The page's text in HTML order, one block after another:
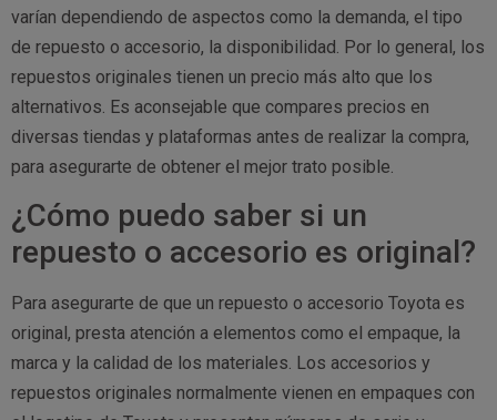
varían dependiendo de aspectos como la demanda, el tipo
de repuesto o accesorio, la disponibilidad. Por lo general, los
repuestos originales tienen un precio más alto que los
alternativos. Es aconsejable que compares precios en
diversas tiendas y plataformas antes de realizar la compra,
para asegurarte de obtener el mejor trato posible.
¿Cómo puedo saber si un
repuesto o accesorio es original?
Para asegurarte de que un repuesto o accesorio Toyota es
original, presta atención a elementos como el empaque, la
marca y la calidad de los materiales. Los accesorios y
repuestos originales normalmente vienen en empaques con